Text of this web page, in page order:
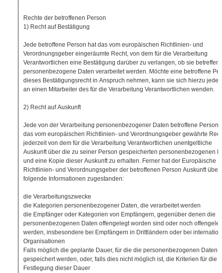
Rechte der betroffenen Person
1) Recht auf Bestätigung
Jede betroffene Person hat das vom europäischen Richtlinien- und
Verordnungsgeber eingeräumte Recht, von dem für die Verarbeitung
Verantwortlichen eine Bestätigung darüber zu verlangen, ob sie
personenbezogene Daten verarbeitet werden. Möchte eine betroffene
dieses Bestätigungsrecht in Anspruch nehmen, kann sie sich hierzu
an einen Mitarbeiter des für die Verarbeitung Verantwortlichen wenden.
2) Recht auf Auskunft
Jede von der Verarbeitung personenbezogener Daten betroffene Person
das vom europäischen Richtlinien- und Verordnungsgeber gewährte
jederzeit von dem für die Verarbeitung Verantwortlichen unentgeltliche
Auskunft über die zu seiner Person gespeicherten personenbezogenen
und eine Kopie dieser Auskunft zu erhalten. Ferner hat der Europäische
Richtlinien- und Verordnungsgeber der betroffenen Person Auskunft über
folgende Informationen zugestanden:
die Verarbeitungszwecke
die Kategorien personenbezogener Daten, die verarbeitet werden
die Empfänger oder Kategorien von Empfängern, gegenüber denen die
personenbezogenen Daten offengelegt worden sind oder noch
werden, insbesondere bei Empfängern in Drittländern oder bei
Organisationen
Falls möglich die geplante Dauer, für die die personenbezogenen Daten
gespeichert werden, oder, falls dies nicht möglich ist, die Kriterien für die
Festlegung dieser Dauer